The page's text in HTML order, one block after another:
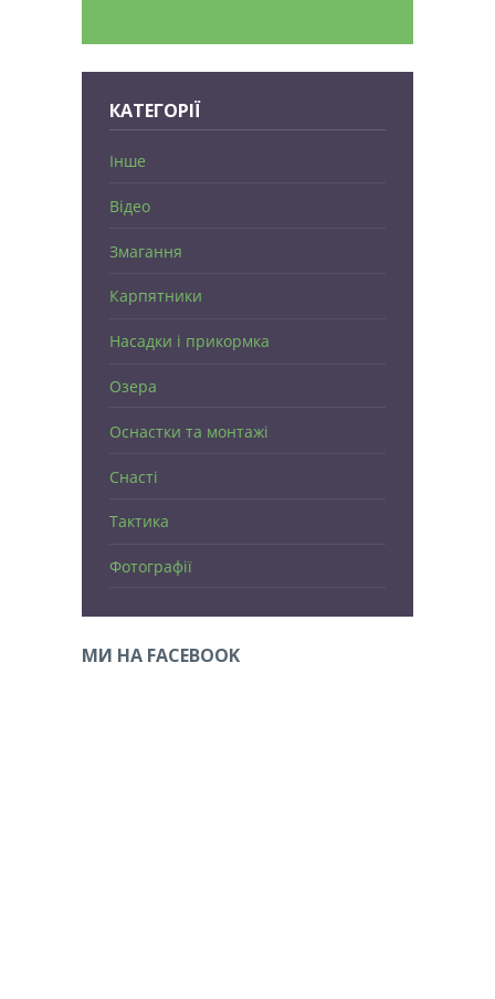
КАТЕГОРІЇ
Інше
Відео
Змагання
Карпятники
Насадки і прикормка
Озера
Оснастки та монтажі
Снасті
Тактика
Фотографії
МИ НА FACEBOOK